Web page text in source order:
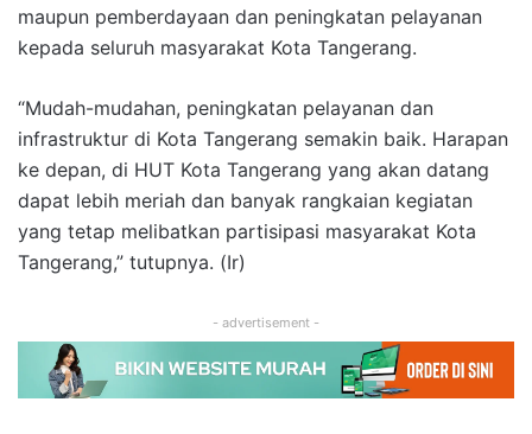
maupun pemberdayaan dan peningkatan pelayanan
kepada seluruh masyarakat Kota Tangerang.
“Mudah-mudahan, peningkatan pelayanan dan
infrastruktur di Kota Tangerang semakin baik. Harapan
ke depan, di HUT Kota Tangerang yang akan datang
dapat lebih meriah dan banyak rangkaian kegiatan
yang tetap melibatkan partisipasi masyarakat Kota
Tangerang,” tutupnya. (Ir)
- advertisement -